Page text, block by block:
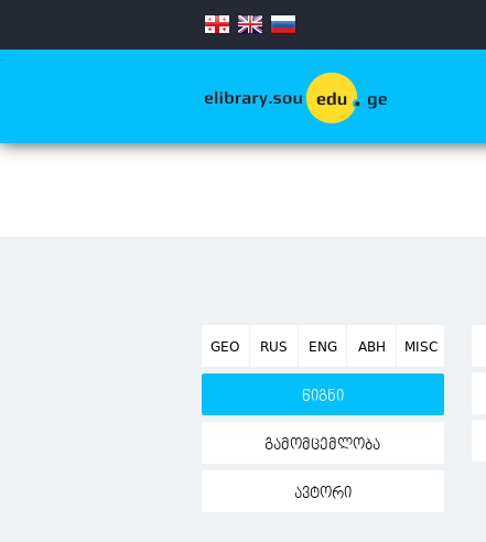
.
GEO RUS ENG ABH MISC
წიგნი
გამომცემლობა
ავტორი